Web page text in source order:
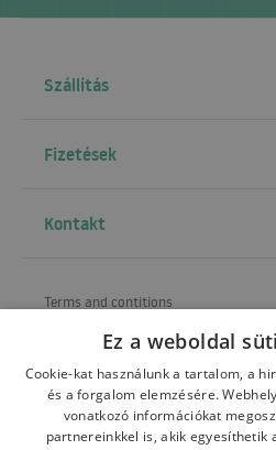
Szállítás
Fizetések
Kontakt
Terms and contitions
Shipping
Refund and warranty
Ez a weboldal
Cookie-kat használunk a tartalom, a
és a forgalom elemzésére.
vonatkozó információkat
partnereinkkel is, akik egyesíthetik